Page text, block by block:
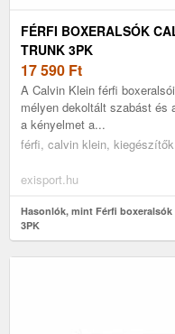
FÉRFI BOXERALSÓK
TRUNK 3PK
17 590 Ft
A Calvin Klein férfi
mélyen dekoltált szabást és
a kényelmet a...
férfi, calvin klein,
exisport.hu
Hasonlók, mint Férfi boxeralsók
3PK